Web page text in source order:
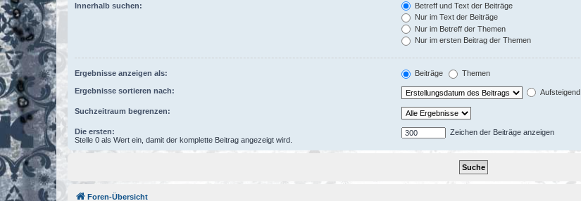
Innerhalb suchen:
Betreff und Text der Beiträge
Nur im Text der Beiträge
Nur im Betreff der Themen
Nur im ersten Beitrag der Themen
Ergebnisse anzeigen als: Beiträge Themen
Ergebnisse sortieren nach: Aufsteigend
Suchzeitraum begrenzen:
Die ersten:
Stelle 0 als Wert ein, damit der komplette Beitrag angezeigt wird.
Zeichen der Beiträge anzeigen
Foren-Übersicht